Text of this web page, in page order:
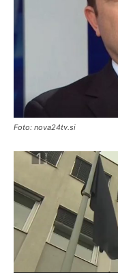
Foto: nova24tv.si
Predvajalnik